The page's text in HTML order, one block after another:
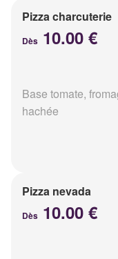
Pizza charcuterie
Dès 10.00 €
Base tomate,
hachée
Pizza nevada
Dès 10.00 €